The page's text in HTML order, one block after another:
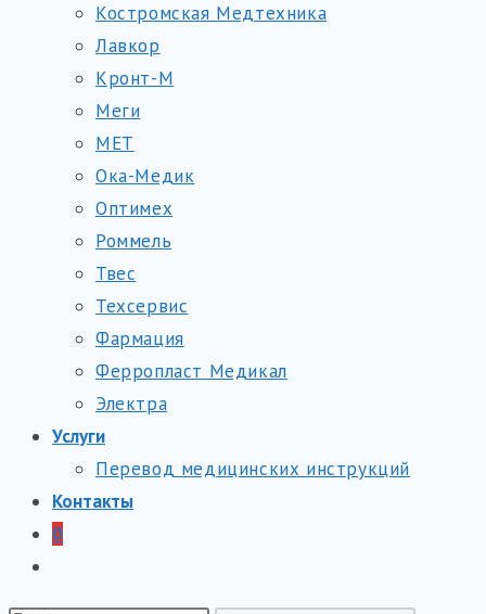
Костромская Медтехника
Лавкор
Кронт-М
Меги
МЕТ
Ока-Медик
Оптимех
Роммель
Твес
Техсервис
Фармация
Ферропласт Медикал
Электра
Услуги
Перевод медицинских инструкций
Контакты
0